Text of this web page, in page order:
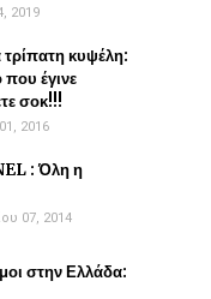
2019
τρίπατη κυψέλη:
που έγινε
σοκ!!!
2016
: Όλη η
07, 2014
στην Ελλάδα: